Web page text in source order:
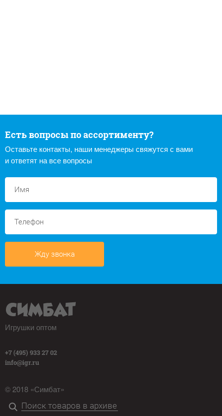
Есть вопросы по ассортименту?
Оставьте контакты, наши менеджеры свяжутся с вами
и ответят на все вопросы
Жду звонка
Игрушки оптом
+7 (495) 933 27 02
info@igr.ru
© 2018 «Симбат»